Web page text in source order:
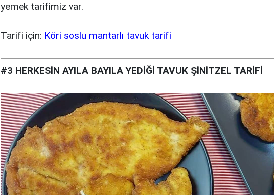
yemek tarifimiz var.
Tarifi için: Köri soslu mantarlı tavuk tarifi
#3 HERKESİN AYILA BAYILA YEDİĞİ TAVUK ŞİNİTZEL TARİFİ